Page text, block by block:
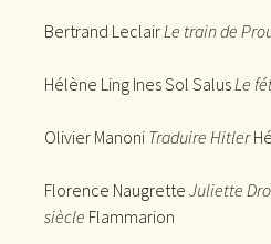
Bertrand LeclairLe train de
Hélène Ling Ines Sol SalusLe
Olivier Manoni Traduire Hitler
Florence Naugrette Juliette
siècle Flammarion